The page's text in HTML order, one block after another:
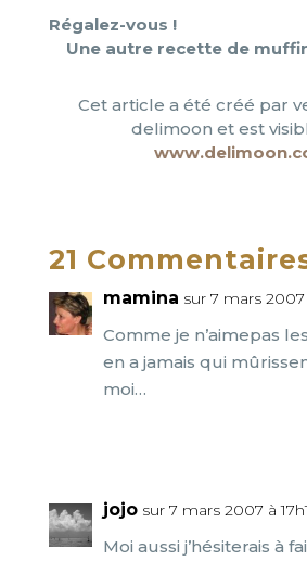
Régalez-
Une autre recette de
Cet article a été créé par
delimoon et est
21
mamina sur 7 mars 2007
Comme je n’aimepas
en a jamais qui
moi…
jojo sur 7 mars 2007 à
Moi aussi j’hésiterais à